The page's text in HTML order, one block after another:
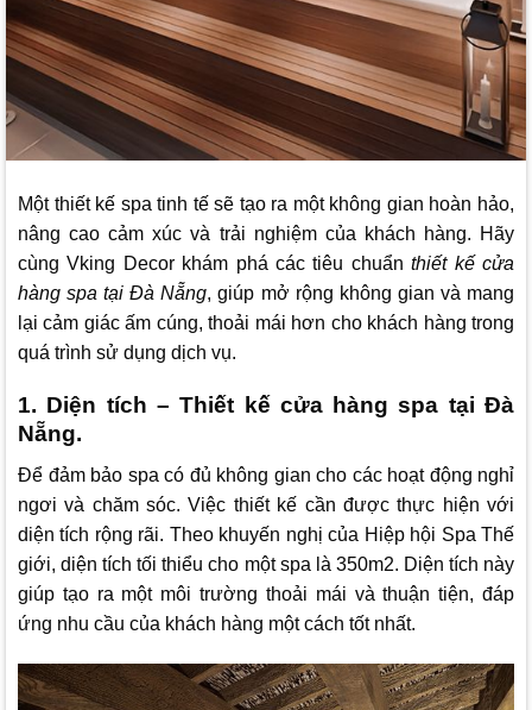
Một thiết kế spa tinh tế sẽ tạo ra một không gian hoàn hảo,
nâng cao cảm xúc và trải nghiệm của khách hàng. Hãy
cùngVking Decorkhám phá các tiêu chuẩn thiết kế cửa
hàng spa tại Đà Nẵng, giúp mở rộng không gian và mang
lại cảm giác ấm cúng, thoải mái hơn cho khách hàng trong
quá trình sử dụng dịch vụ.
1. Diện tích – Thiết kế cửa hàng spa tại Đà
Nẵng.
Để đảm bảo spa có đủ không gian cho các hoạt động nghỉ
ngơi và chăm sóc. Việc thiết kế cần được thực hiện với
diện tích rộng rãi. Theo khuyến nghị của Hiệp hội Spa Thế
giới, diện tích tối thiểu cho một spa là 350m2. Diện tích này
giúp tạo ra một môi trường thoải mái và thuận tiện, đáp
ứng nhu cầu của khách hàng một cách tốt nhất.